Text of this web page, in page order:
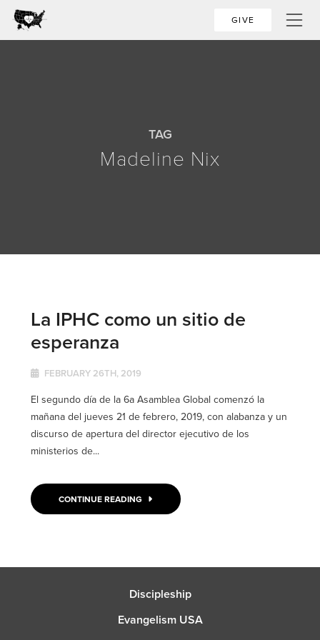
GIVE
TAG
Madeline Nix
La IPHC como un sitio de
esperanza
FEBRUARY 26TH, 2019
El segundo día de la 6a Asamblea Global comenzó la
mañana del jueves 21 de febrero, 2019, con alabanza y un
discurso de apertura del director ejecutivo de los
ministerios de...
CONTINUE READING
Discipleship
Evangelism USA